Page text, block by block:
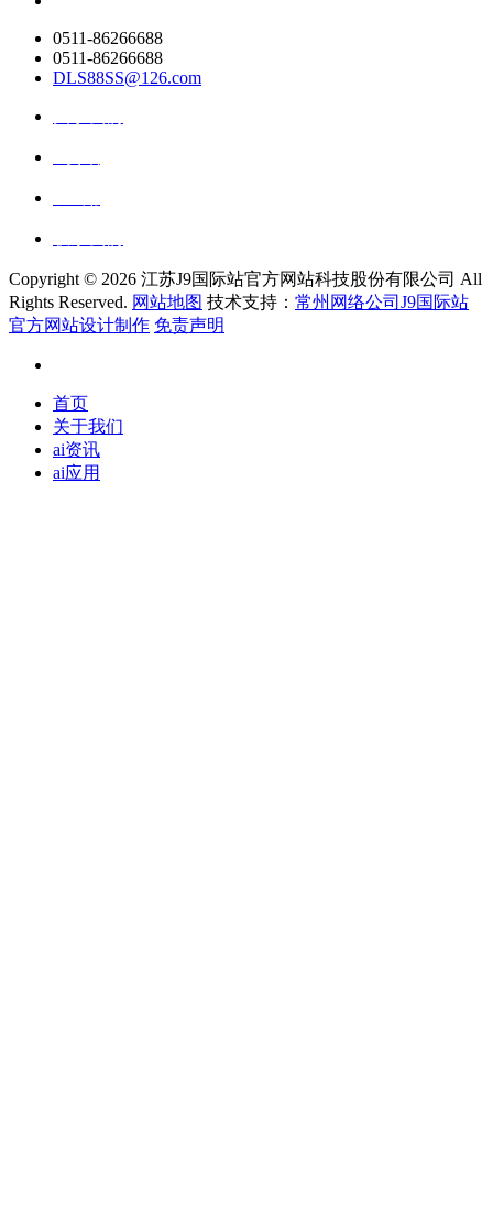
0511-86266688
0511-86266688
DLS88SS@126.com
Copyright © 2026 江苏J9国际站官方网站科技股份有限公司 All
Rights Reserved. 网站地图 技术支持： 常州网络公司J9国际站
官方网站设计制作 免责声明
首页
关于我们
ai资讯
ai应用